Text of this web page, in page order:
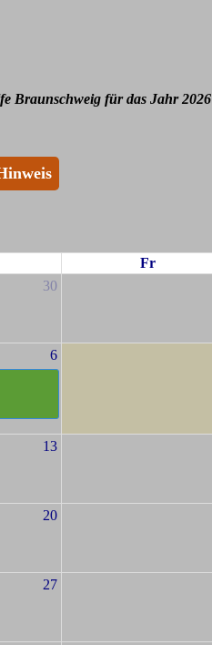
Braunschweig für das Jahr 2026
Fr
30
6
13
20
27